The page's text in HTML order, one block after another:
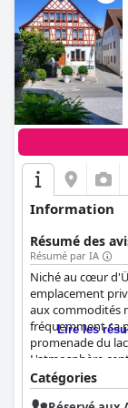
inoubliable.
Information
Résumé des
Résumé par IA
Niché au cœur
emplacement
aux commodités
fréquemment sa
promenade du
L'atmosphère
d'accéder
historiques, ce
Lire les
Catégories